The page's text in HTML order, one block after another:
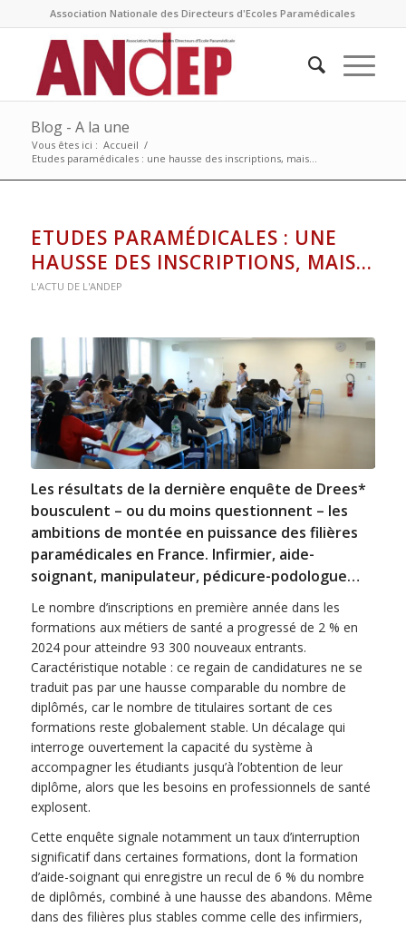
Association Nationale des Directeurs d'Ecoles Paramédicales
Blog - A la une
Vous êtes ici : Accueil /
Etudes paramédicales : une hausse des inscriptions, mais…
ETUDES PARAMÉDICALES : UNE
HAUSSE DES INSCRIPTIONS, MAIS…
L'ACTU DE L'ANDEP
Les résultats de la dernière enquête de Drees*
bousculent – ou du moins questionnent – les
ambitions de montée en puissance des filières
paramédicales en France. Infirmier, aide-
soignant, manipulateur, pédicure-podologue…
Le nombre d’inscriptions en première année dans les
formations aux métiers de santé a progressé de 2 % en
2024 pour atteindre 93 300 nouveaux entrants.
Caractéristique notable : ce regain de candidatures ne se
traduit pas par une hausse comparable du nombre de
diplômés, car le nombre de titulaires sortant de ces
formations reste globalement stable. Un décalage qui
interroge ouvertement la capacité du système à
accompagner les étudiants jusqu’à l’obtention de leur
diplôme, alors que les besoins en professionnels de santé
explosent.
Cette enquête signale notamment un taux d’interruption
significatif dans certaines formations, dont la formation
d’aide-soignant qui enregistre un recul de 6 % du nombre
de diplômés, combiné à une hausse des abandons. Même
dans des filières plus stables comme celle des infirmiers,